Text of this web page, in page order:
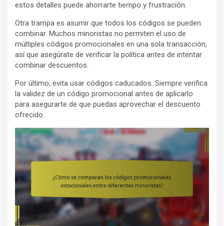
estos detalles puede ahorrarte tiempo y frustración.
Otra trampa es asumir que todos los códigos se pueden
combinar. Muchos minoristas no permiten el uso de
múltiples códigos promocionales en una sola transacción,
así que asegúrate de verificar la política antes de intentar
combinar descuentos.
Por último, evita usar códigos caducados. Siempre verifica
la validez de un código promocional antes de aplicarlo
para asegurarte de que puedas aprovechar el descuento
ofrecido.